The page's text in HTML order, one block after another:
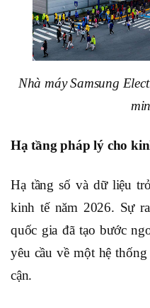
Nhà máy Samsung
Hạ tầng pháp lý cho
Hạ tầng số và dữ liệu
kinh tế năm 2026. Sự
quốc gia đã tạo bước
yêu cầu về một hệ
cận.